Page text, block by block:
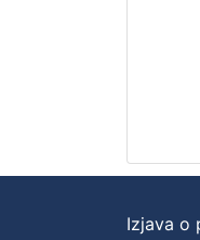
Izjava o